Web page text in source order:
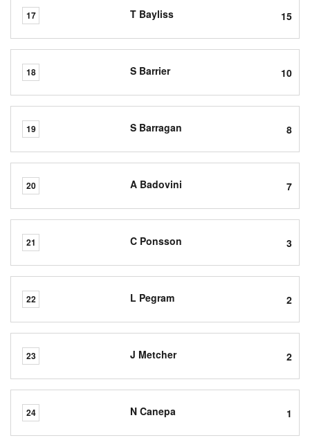
17 T Bayliss 15
18 S Barrier 10
19 S Barragan 8
20 A Badovini 7
21 C Ponsson 3
22 L Pegram 2
23 J Metcher 2
24 N Canepa 1